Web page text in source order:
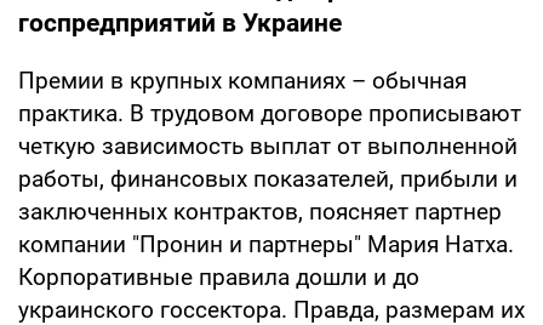
госпредприятий в Украине
Премии в крупных компаниях – обычная
практика. В трудовом договоре прописывают
четкую зависимость выплат от выполненной
работы, финансовых показателей, прибыли и
заключенных контрактов, поясняет партнер
компании "Пронин и партнеры" Мария Натха.
Корпоративные правила дошли и до
украинского госсектора. Правда, размерам их